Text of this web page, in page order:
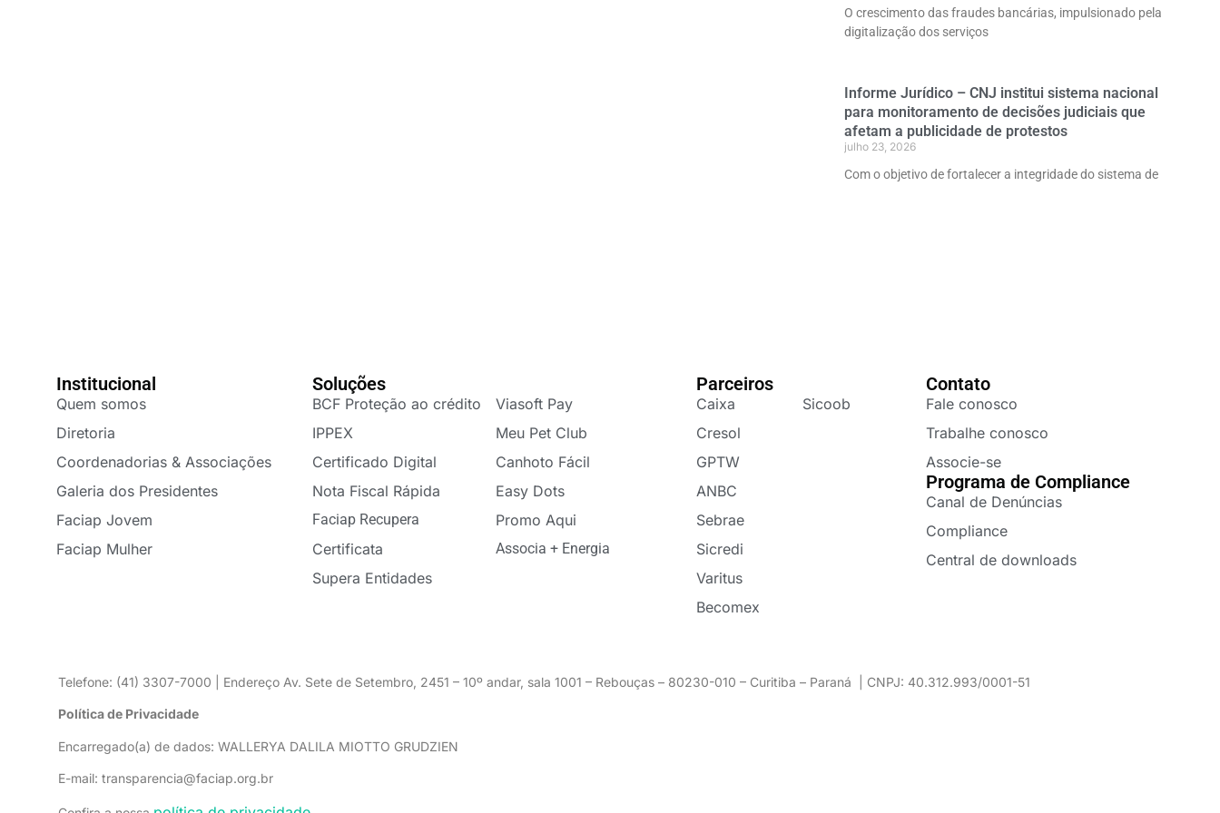
O crescimento das fraudes bancárias, impulsionado pela
digitalização dos serviços
Informe Jurídico – CNJ institui sistema nacional
para monitoramento de decisões judiciais que
afetam a publicidade de protestos
julho 23, 2026
Com o objetivo de fortalecer a integridade do sistema de
Institucional
Quem somos
Diretoria
Coordenadorias & Associações
Galeria dos Presidentes
Faciap Jovem
Faciap Mulher
Soluções
BCF Proteção ao crédito
IPPEX
Certificado Digital
Nota Fiscal Rápida
Faciap Recupera
Certificata
Supera Entidades
Viasoft Pay
Meu Pet Club
Canhoto Fácil
Easy Dots
Promo Aqui
Associa + Energia
Parceiros
Caixa
Cresol
GPTW
ANBC
Sebrae
Sicredi
Varitus
Becomex
Sicoob
Contato
Fale conosco
Trabalhe conosco
Associe-se
Programa de Compliance
Canal de Denúncias
Compliance
Central de downloads
Telefone: (41) 3307-7000 | Endereço Av. Sete de Setembro, 2451 – 10º andar, sala 1001 – Rebouças – 80230-010 – Curitiba – Paraná | CNPJ: 40.312.993/0001-51
Política de Privacidade
Encarregado(a) de dados: WALLERYA DALILA MIOTTO GRUDZIEN
E-mail: transparencia@faciap.org.br